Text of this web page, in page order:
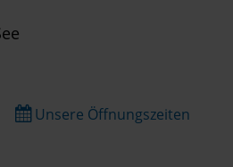
Unsere Öffnungszeiten